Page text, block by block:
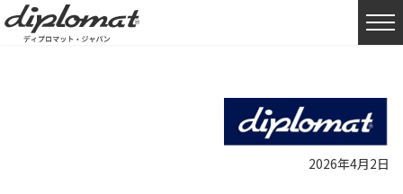
HOME お知らせ ゴールデンウイーク休業のお知らせ
2026年4月2日